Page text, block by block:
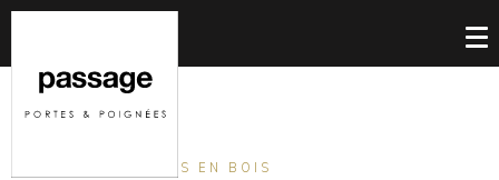
PORTES BATTANTES EN BOIS